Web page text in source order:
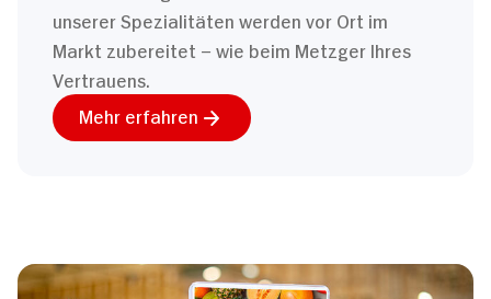
unserer Spezialitäten werden vor Ort im
Markt zubereitet – wie beim Metzger Ihres
Vertrauens.
Mehr erfahren